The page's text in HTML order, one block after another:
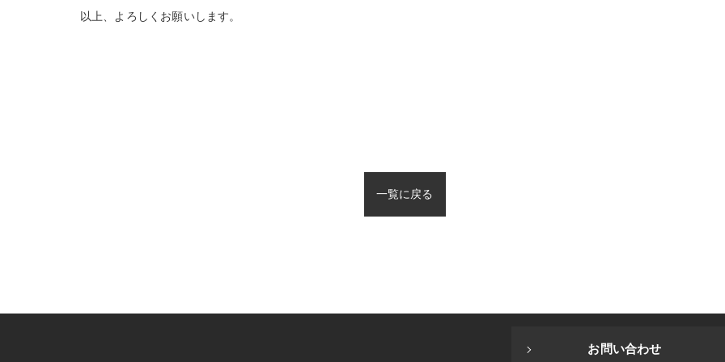
以上、よろしくお願いします。
一覧に戻る
お問い合わせ